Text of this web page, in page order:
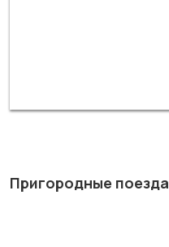
Пригородные поезда